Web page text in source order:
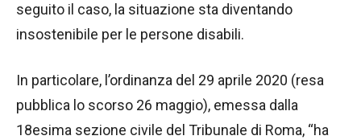
seguito il caso, la situazione sta diventando
insostenibile per le persone disabili.
In particolare, l’ordinanza del 29 aprile 2020 (resa
pubblica lo scorso 26 maggio), emessa dalla
18esima sezione civile del Tribunale di Roma, “ha